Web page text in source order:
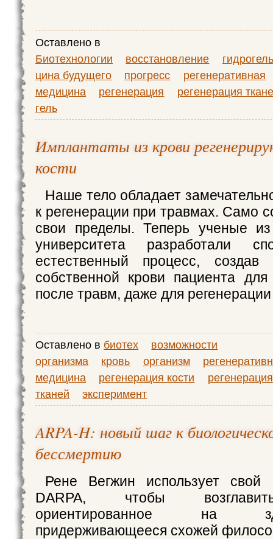
Оставлено в
Биотехнологии
восстановление
гидрогель
цина будущего
прогресс
регенеративная
медицина
регенерация
регенерация
гель
Имплантаты из крови
кости
Наше тело обладает
к регенерации при травмах. Само
свои пределы. Теперь ученые из
университета разработали
естественный процесс,
собственной крови пациента для
после травм, даже для регенерации
Оставлено в биотех
возможности
организма
кровь организм
медицина
регенерация кости
регенерация
тканей
эксперимент
ARPA-H: новый шаг к
бессмертию
Рене Вегжин использует
DARPA, чтобы
ориентированное на
придерживающееся схожей